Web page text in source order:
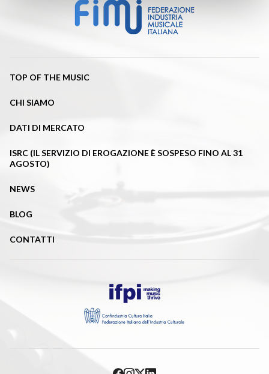
TOP OF THE MUSIC
CHI SIAMO
DATI DI MERCATO
ISRC (IL SERVIZIO DI EROGAZIONE È SOSPESO FINO AL 31
AGOSTO)
NEWS
BLOG
CONTATTI